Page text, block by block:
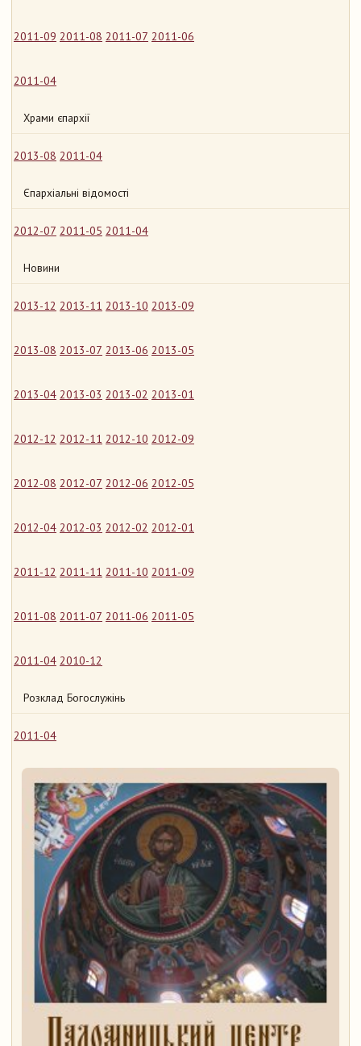
2011-09 2011-08 2011-07 2011-06
2011-04
Храми єпархії
2013-08 2011-04
Єпархіальні відомості
2012-07 2011-05 2011-04
Новини
2013-12 2013-11 2013-10 2013-09
2013-08 2013-07 2013-06 2013-05
2013-04 2013-03 2013-02 2013-01
2012-12 2012-11 2012-10 2012-09
2012-08 2012-07 2012-06 2012-05
2012-04 2012-03 2012-02 2012-01
2011-12 2011-11 2011-10 2011-09
2011-08 2011-07 2011-06 2011-05
2011-04 2010-12
Розклад Богослужінь
2011-04